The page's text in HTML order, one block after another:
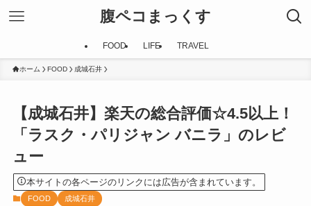
腹ペコまっくす
FOOD LIFE TRAVEL
ホーム FOOD 成城石井
【成城石井】楽天の総合評価☆4.5以上！
「ラスク・パリジャン バニラ」のレビ
ュー
本サイトの各ページのリンクには広告が含まれています。
FOOD 成城石井